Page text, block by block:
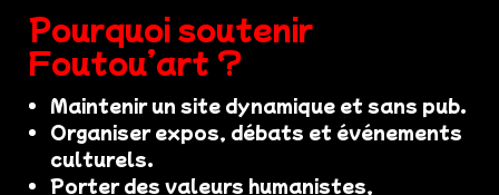
Pourquoi soutenir
Foutou’art ?
Maintenir un site dynamique et sans pub.
Organiser expos, débats et événements
culturels.
Porter des valeurs humanistes,